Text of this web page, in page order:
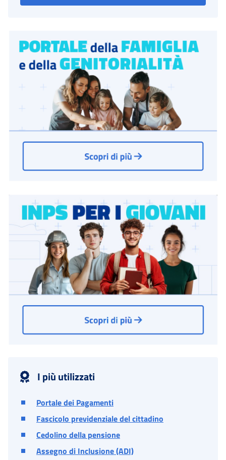
I più utilizzati
Portale dei Pagamenti
Fascicolo previdenziale del cittadino
Cedolino della pensione
Assegno di Inclusione (ADI)